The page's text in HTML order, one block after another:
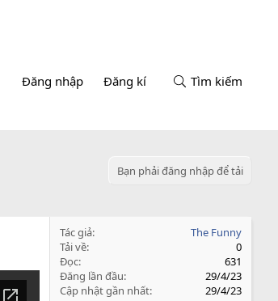
Đăng nhập Đăng kí Tìm kiếm
Bạn phải đăng nhập để tải
Tác giả
The Funny
Tải về
0
Đọc
631
Đăng lần đầu
29/4/23
Cập nhật gần nhất
29/4/23